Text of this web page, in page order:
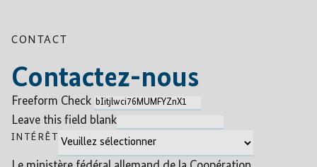
CONTACT
Contactez-nous
Freeform Check
Leave this field blank
INTÉRÊT